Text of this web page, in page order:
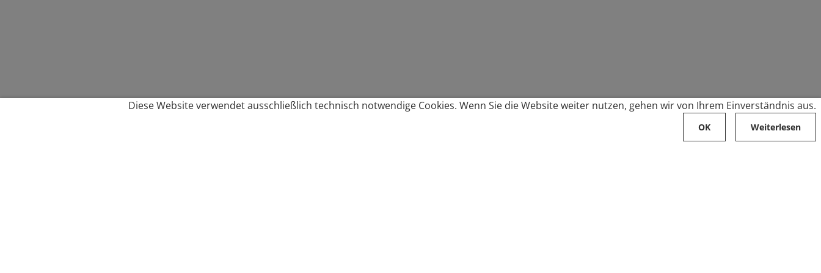
Diese Website verwendet ausschließlich technisch notwendige Cookies. Wenn Sie die Website weiter nutzen, gehen wir von Ihrem Einverständnis aus.
OK Weiterlesen